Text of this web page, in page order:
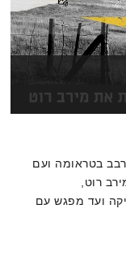
בטראומה ועם
רוט,
ועד מפגש עם